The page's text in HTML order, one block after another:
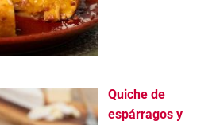
Quiche de
espárragos y